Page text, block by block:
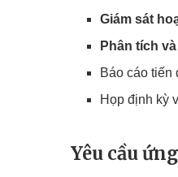
Giám sát
Phân tích
Báo cáo tiến
Họp định kỳ
Yêu cầu